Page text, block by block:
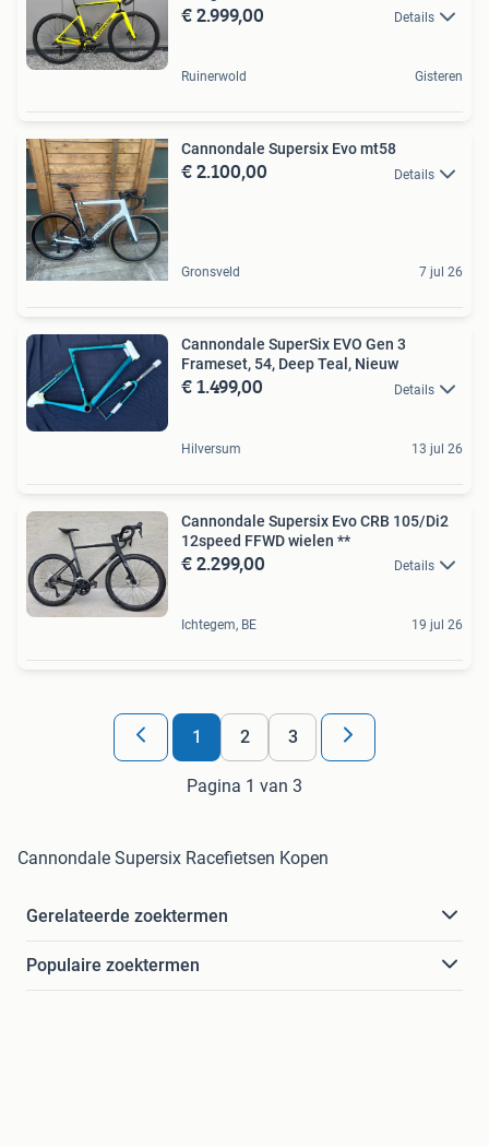
€ 2.999,00 Details
Ruinerwold Gisteren
Cannondale Supersix Evo mt58
€ 2.100,00 Details
Gronsveld 7 jul 26
Cannondale SuperSix EVO Gen 3
Frameset, 54, Deep Teal, Nieuw
€ 1.499,00 Details
Hilversum 13 jul 26
Cannondale Supersix Evo CRB 105/Di2
12speed FFWD wielen **
€ 2.299,00 Details
Ichtegem, BE 19 jul 26
1 2 3
Pagina 1 van 3
Cannondale Supersix Racefietsen Kopen
Gerelateerde zoektermen
Populaire zoektermen